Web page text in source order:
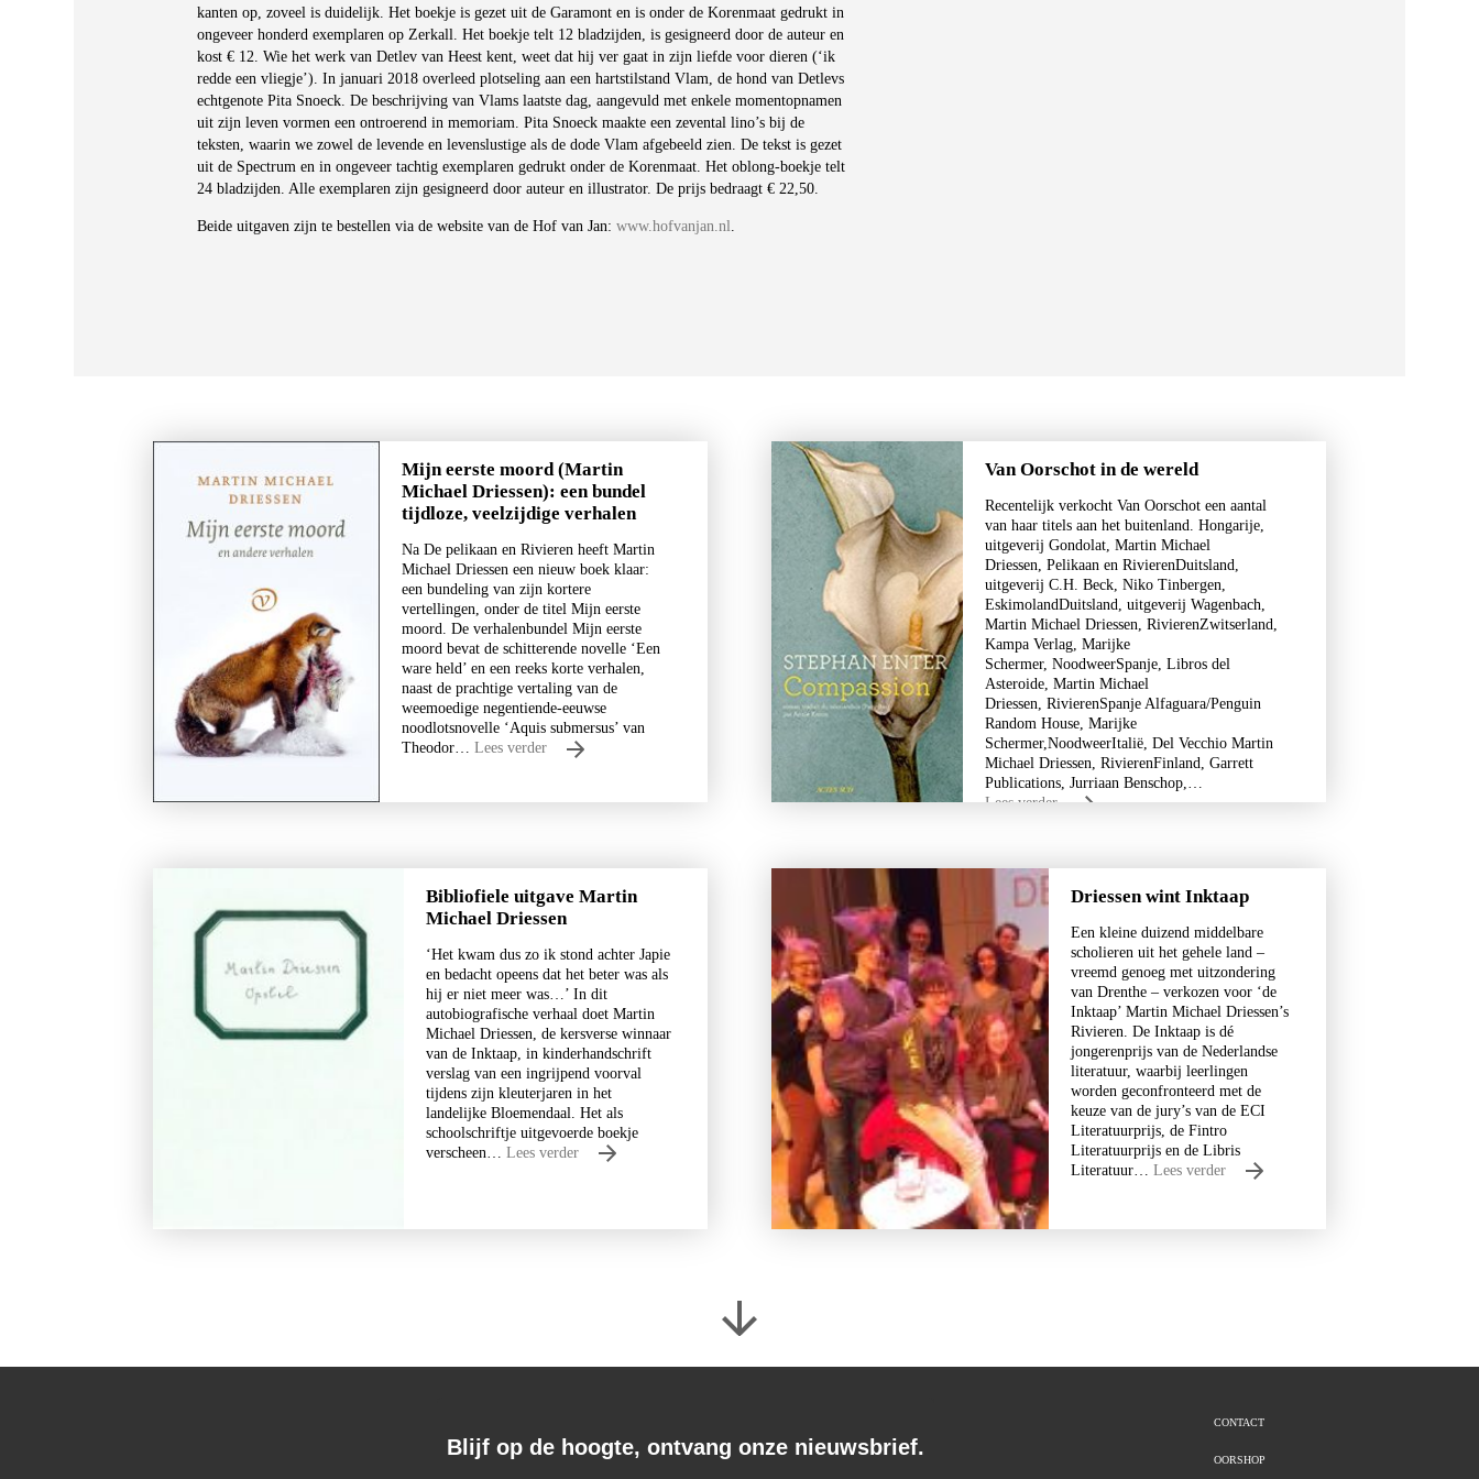
kanten op, zoveel is duidelijk. Het boekje is gezet uit de Garamont en is onder de Korenmaat gedrukt in
ongeveer honderd exemplaren op Zerkall. Het boekje telt 12 bladzijden, is gesigneerd door de auteur en
kost € 12. Wie het werk van Detlev van Heest kent, weet dat hij ver gaat in zijn liefde voor dieren (‘ik
redde een vliegje’). In januari 2018 overleed plotseling aan een hartstilstand Vlam, de hond van Detlevs
echtgenote Pita Snoeck. De beschrijving van Vlams laatste dag, aangevuld met enkele momentopnamen
uit zijn leven vormen een ontroerend in memoriam. Pita Snoeck maakte een zevental lino’s bij de
teksten, waarin we zowel de levende en levenslustige als de dode Vlam afgebeeld zien. De tekst is gezet
uit de Spectrum en in ongeveer tachtig exemplaren gedrukt onder de Korenmaat. Het oblong-boekje telt
24 bladzijden. Alle exemplaren zijn gesigneerd door auteur en illustrator. De prijs bedraagt € 22,50.
Beide uitgaven zijn te bestellen via de website van de Hof van Jan:www.hofvanjan.nl.
Mijn eerste moord (Martin
Michael Driessen): een bundel
tijdloze, veelzijdige verhalen
Na De pelikaan en Rivieren heeft Martin
Michael Driessen een nieuw boek klaar:
een bundeling van zijn kortere
vertellingen, onder de titel Mijn eerste
moord. De verhalenbundel Mijn eerste
moord bevat de schitterende novelle ‘Een
ware held’ en een reeks korte verhalen,
naast de prachtige vertaling van de
weemoedige negentiende-eeuwse
noodlotsnovelle ‘Aquis submersus’ van
Theodor… Lees verder
Van Oorschot in de wereld
Recentelijk verkocht Van Oorschot een aantal
van haar titels aan het buitenland. Hongarije,
uitgeverij Gondolat, Martin Michael
Driessen, Pelikaan en RivierenDuitsland,
uitgeverij C.H. Beck, Niko Tinbergen,
EskimolandDuitsland, uitgeverij Wagenbach,
Martin Michael Driessen, RivierenZwitserland,
Kampa Verlag, Marijke
Schermer, NoodweerSpanje, Libros del
Asteroide, Martin Michael
Driessen, RivierenSpanje Alfaguara/Penguin
Random House, Marijke
Schermer,NoodweerItalië, Del Vecchio Martin
Michael Driessen, RivierenFinland, Garrett
Publications, Jurriaan Benschop,…
Lees verder
Bibliofiele uitgave Martin
Michael Driessen
‘Het kwam dus zo ik stond achter Japie
en bedacht opeens dat het beter was als
hij er niet meer was…’ In dit
autobiografische verhaal doet Martin
Michael Driessen, de kersverse winnaar
van de Inktaap, in kinderhandschrift
verslag van een ingrijpend voorval
tijdens zijn kleuterjaren in het
landelijke Bloemendaal. Het als
schoolschriftje uitgevoerde boekje
verscheen…Lees verder
Driessen wint Inktaap
Een kleine duizend middelbare
scholieren uit het gehele land –
vreemd genoeg met uitzondering
van Drenthe – verkozen voor ‘de
Inktaap’ Martin Michael Driessen’s
Rivieren. De Inktaap is dé
jongerenprijs van de Nederlandse
literatuur, waarbij leerlingen
worden geconfronteerd met de
keuze van de jury’s van de ECI
Literatuurprijs, de Fintro
Literatuurprijs en de Libris
Literatuur…Lees verder
Blijf op de hoogte, ontvang onze nieuwsbrief.
CONTACT
OORSHOP